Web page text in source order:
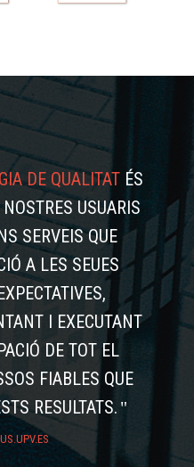
DE QUALITAT ÉS
USUARIS
SERVEIS QUE
A LES SEUES
I EXECUTANT
DE TOT EL
FIABLES QUE
RESULTATS.